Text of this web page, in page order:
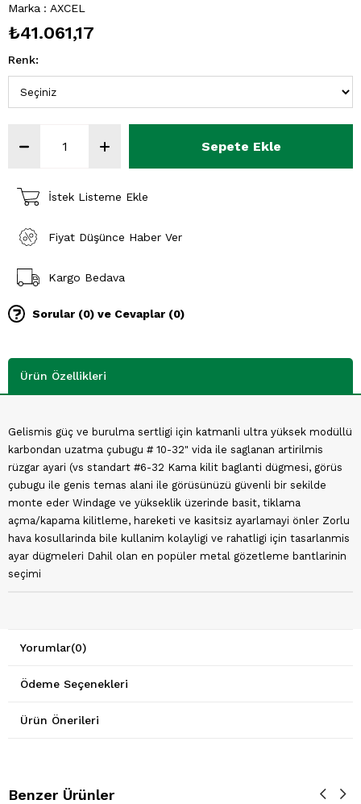
Marka : AXCEL
₺41.061,17
Renk:
İstek Listeme Ekle
Fiyat Düşünce Haber Ver
Kargo Bedava
Sorular (0) ve Cevaplar (0)
Ürün Özellikleri
Gelismis güç ve burulma sertligi için katmanli ultra yüksek modüllü
karbondan uzatma çubugu # 10-32" vida ile saglanan artirilmis
rüzgar ayari (vs standart #6-32 Kama kilit baglanti dügmesi, görüs
çubugu ile genis temas alani ile görüsünüzü güvenli bir sekilde
monte eder Windage ve yükseklik üzerinde basit, tiklama
açma/kapama kilitleme, hareketi ve kasitsiz ayarlamayi önler Zorlu
hava kosullarinda bile kullanim kolayligi ve rahatligi için tasarlanmis
ayar dügmeleri Dahil olan en popüler metal gözetleme bantlarinin
seçimi
Yorumlar(0)
Ödeme Seçenekleri
Ürün Önerileri
Benzer Ürünler